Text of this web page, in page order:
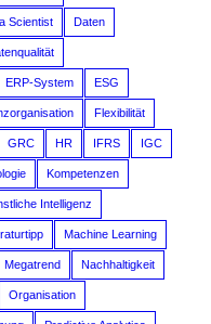
Scientist Daten
ERP-System ESG
Flexibilität
GRC HR IFRS IGC
Kompetenzen
Intelligenz
Machine Learning
Megatrend Nachhaltigkeit
Organisation